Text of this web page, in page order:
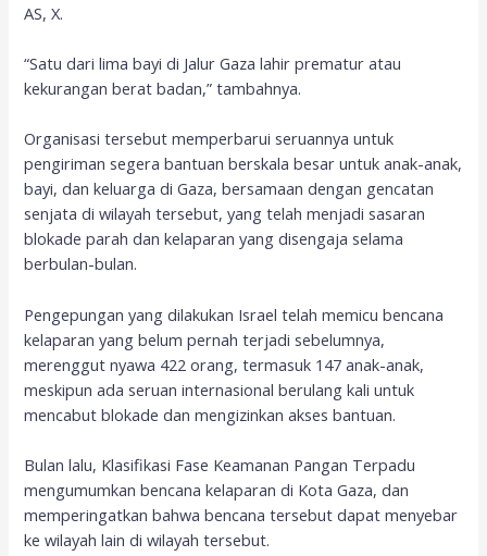
AS, X.
“Satu dari lima bayi di Jalur Gaza lahir prematur atau
kekurangan berat badan,” tambahnya.
Organisasi tersebut memperbarui seruannya untuk
pengiriman segera bantuan berskala besar untuk anak-anak,
bayi, dan keluarga di Gaza, bersamaan dengan gencatan
senjata di wilayah tersebut, yang telah menjadi sasaran
blokade parah dan kelaparan yang disengaja selama
berbulan-bulan.
Pengepungan yang dilakukan Israel telah memicu bencana
kelaparan yang belum pernah terjadi sebelumnya,
merenggut nyawa 422 orang, termasuk 147 anak-anak,
meskipun ada seruan internasional berulang kali untuk
mencabut blokade dan mengizinkan akses bantuan.
Bulan lalu, Klasifikasi Fase Keamanan Pangan Terpadu
mengumumkan bencana kelaparan di Kota Gaza, dan
memperingatkan bahwa bencana tersebut dapat menyebar
ke wilayah lain di wilayah tersebut.